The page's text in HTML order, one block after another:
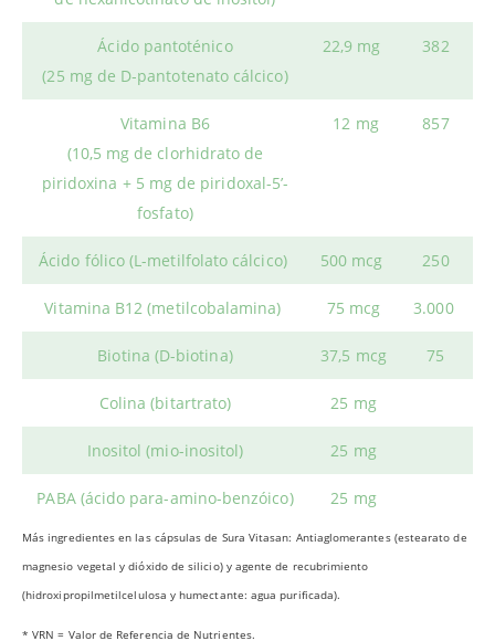
Ácido pantoténico
(25 mg de D‑pantotenato cálcico)
22,9 mg 382
Vitamina B6
(10,5 mg de clorhidrato de
piridoxina + 5 mg de piridoxal-5’-
fosfato)
12 mg 857
Ácido fólico (L-metilfolato cálcico) 500 mcg 250
Vitamina B12 (metilcobalamina) 75 mcg 3.000
Biotina (D-biotina) 37,5 mcg 75
Colina (bitartrato) 25 mg
Inositol (mio-inositol) 25 mg
PABA (ácido para-amino-benzóico) 25 mg
Más ingredientes en las cápsulas de Sura Vitasan: Antiaglomerantes (estearato de
magnesio vegetal y dióxido de silicio) y agente de recubrimiento
(hidroxipropilmetilcelulosa y humectante: agua purificada).
* VRN = Valor de Referencia de Nutrientes.